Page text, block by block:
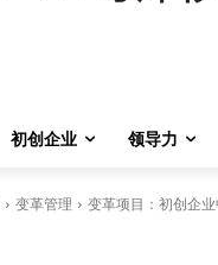
初创企业 领导力
变革管理 变革项目：初创企